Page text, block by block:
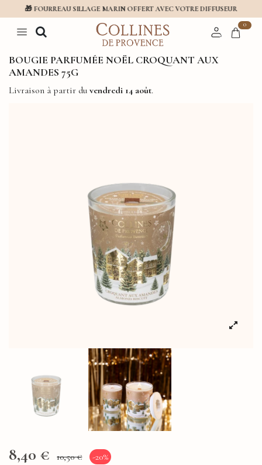
🎁 FOURREAU SILLAGE MARIN OFFERT AVEC VOTRE DIFFUSEUR
0
BOUGIE PARFUMÉE NOËL CROQUANT AUX
AMANDES 75G
Livraison à partir du vendredi 14 août.
8,40 € 10,50 € -20%